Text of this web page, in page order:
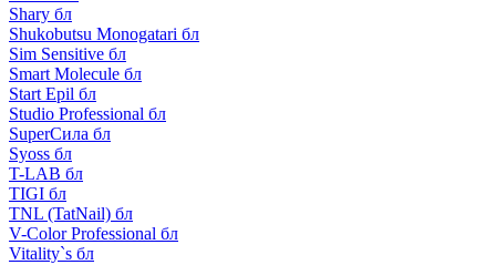
Shary бл
Shukobutsu Monogatari бл
Sim Sensitive бл
Smart Molecule бл
Start Epil бл
Studio Professional бл
SuperСила бл
Syoss бл
T-LAB бл
TIGI бл
TNL (TatNail) бл
V-Color Professional бл
Vitality`s бл